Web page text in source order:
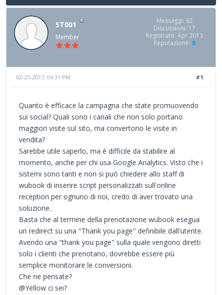
ST001
Member
Messaggi: 62
Discussioni: 17
Registrato: Apr 2013
Reputazione: 0
#1
02-25-2017, 04:31 PM
Quanto è efficace la campagna che state promuovendo
sui social? Quali sono i canali che non solo portano
maggiori visite sul sito, ma convertono le visite in
vendita?
Sarebbe utile saperlo, ma è difficile da stabilire al
momento, anche per chi usa Google Analytics. Visto che i
sistemi sono tanti e non si può chiedere allo staff di
wubook di inserire script personalizzati sull'online
reception per ognuno di noi, credo di aver trovato una
soluzione.
Basta che al termine della prenotazione wubook esegua
un redirect su una "Thank you page" definibile dall'utente.
Avendo una "thank you page" sulla quale vengono diretti
solo i clienti che prenotano, dovrebbe essere più
semplice monitorare le conversioni.
Che ne pensate?
@Yellow ci sei?